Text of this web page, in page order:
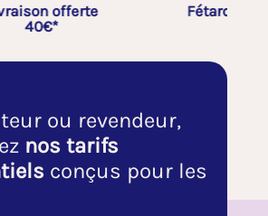
ou revendeur,
nos tarifs
conçus pour les